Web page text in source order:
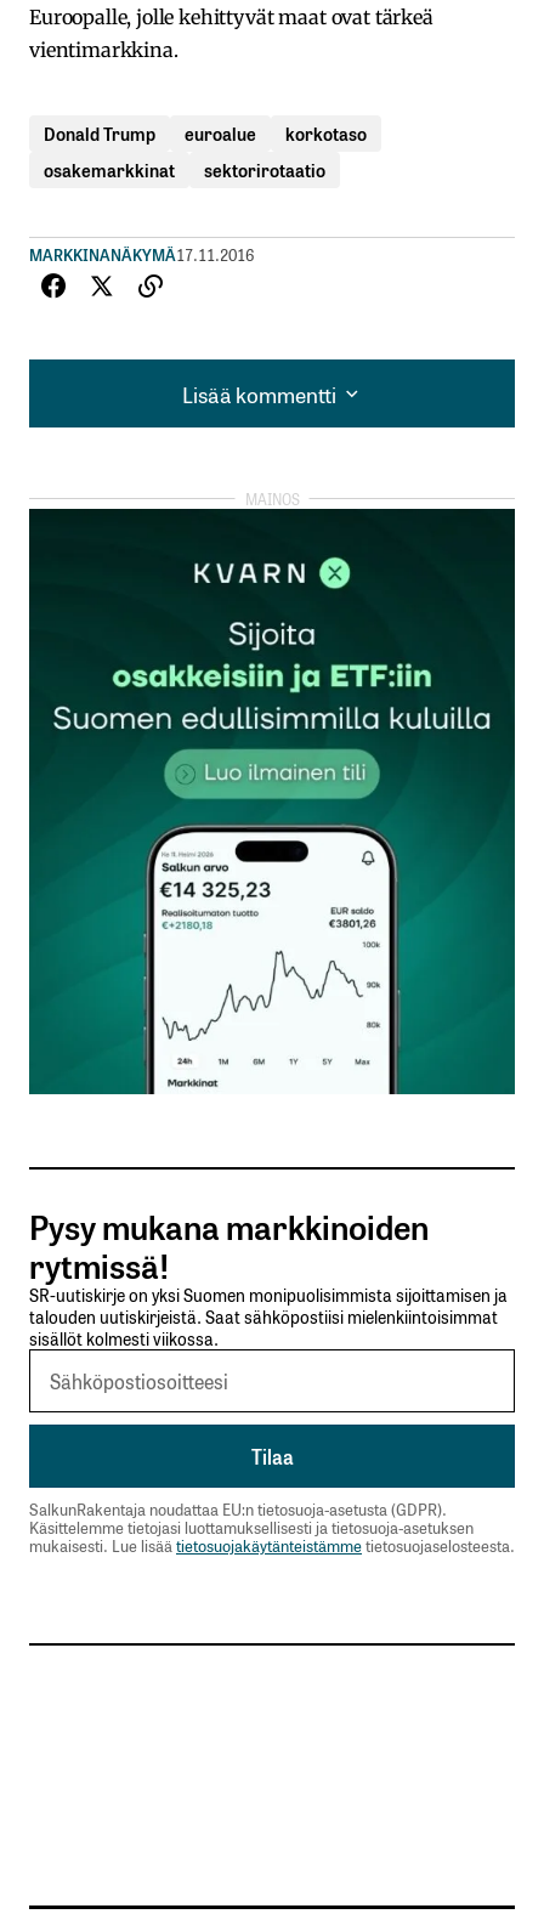
Euroopalle, jolle kehittyvät maat ovat tärkeä
vientimarkkina.
Donald Trump euroalue
korkotaso
osakemarkkinat
sektorirotaatio
MARKKINANÄKYMÄ17.11.2016
Lisää kommentti
Lisää kommentti
kirjautua
rekisteröityä
Sähköpostiosoitettasi ei julkaista.Pakolliset
kentät on merkitty*
Kommentti*
Nimesi tai nimimerkkisi
Sähköpostiosoitteesi
Tilaa SalkunRakentajan uutiskirje
Lähetä kommentti
Pysy mukana markkinoiden
rytmissä!
SR-uutiskirje on yksi Suomen monipuolisimmista sijoittamisen ja
talouden uutiskirjeistä. Saat sähköpostiisi mielenkiintoisimmat
sisällöt kolmesti viikossa.
SalkunRakentaja noudattaa EU:n tietosuoja-asetusta (GDPR).
Käsittelemme tietojasi luottamuksellisesti ja tietosuoja-asetuksen
mukaisesti. Lue lisää tietosuojakäytänteistämmetietosuojaselosteesta.